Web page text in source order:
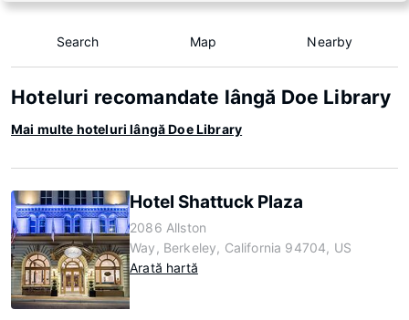
Search Map Nearby
Hoteluri recomandate lângă Doe Library
Mai multe hoteluri lângă Doe Library
Hotel Shattuck Plaza
2086 Allston
Way, Berkeley, California 94704, US
Arată hartă